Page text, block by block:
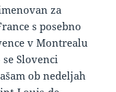
za
s posebno
v Montrealu
Slovenci
ob nedeljah